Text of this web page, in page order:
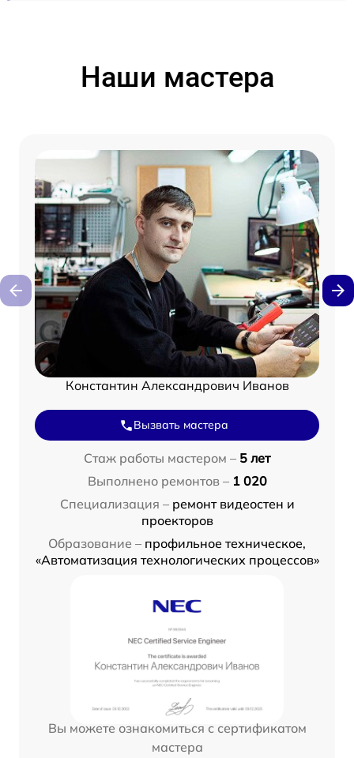
Наши мастера
Константин Александрович Иванов
Вызвать мастера
Стаж работы мастером – 5 лет
Выполнено ремонтов – 1 020
Специализация – ремонт видеостен и
проекторов
Образование – профильное техническое,
«Автоматизация технологических процессов»
Вы можете ознакомиться с сертификатом
мастера